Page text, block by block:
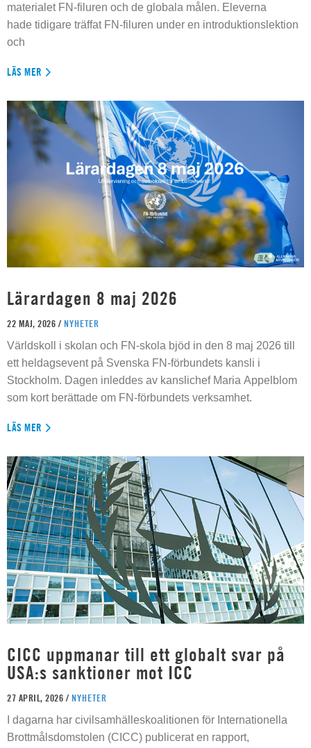
materialet FN-filuren och de globala målen. Eleverna
hade tidigare träffat FN-filuren under en introduktionslektion
och
LÄS MER
Lärardagen 8 maj 2026
22 MAJ, 2026 / NYHETER
Världskoll i skolan och FN-skola bjöd in den 8 maj 2026 till
ett heldagsevent på Svenska FN-förbundets kansli i
Stockholm. Dagen inleddes av kanslichef Maria Appelblom
som kort berättade om FN-förbundets verksamhet.
LÄS MER
CICC uppmanar till ett globalt svar på
USA:s sanktioner mot ICC
27 APRIL, 2026 / NYHETER
I dagarna har civilsamhälleskoalitionen för Internationella
Brottmålsdomstolen (CICC) publicerat en rapport,